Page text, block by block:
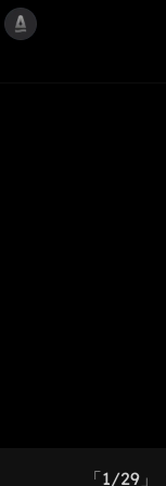
「1/29」